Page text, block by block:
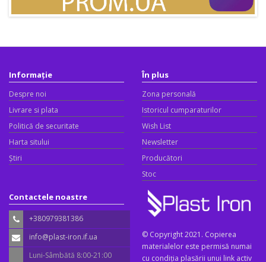
Informație
Despre noi
Livrare si plata
Politică de securitate
Harta sitului
Știri
În plus
Zona personală
Istoricul cumparaturilor
Wish List
Newsletter
Producători
Stoc
Contactele noastre
+380979381386
info@plast-iron.if.ua
Luni-Sâmbătă 8:00-21:00
© Copyright 2021. Copierea
materialelor este permisă numai
cu condiția plasării unui link activ